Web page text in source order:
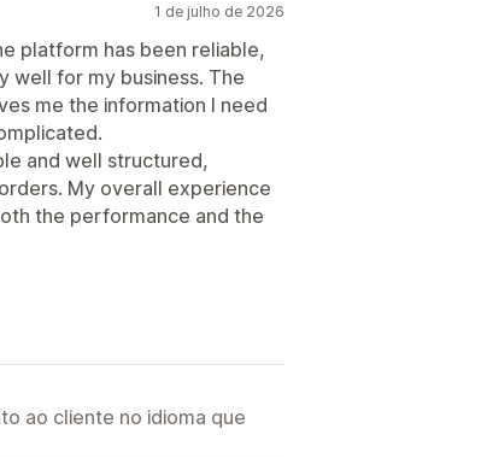
1 de julho de 2026
platform has been reliable,
well for my business. The
me the information I need
and well structured,
My overall experience
the performance and the
ao cliente no idioma que